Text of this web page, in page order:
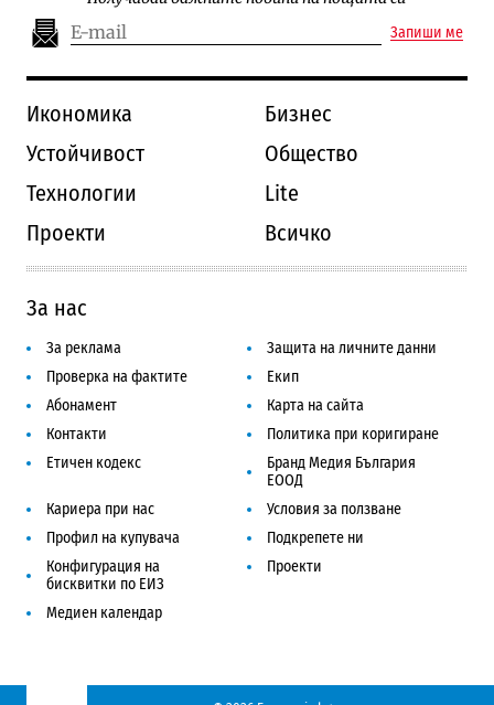
Запиши ме
Икономика
Бизнес
Устойчивост
Общество
Технологии
Lite
Проекти
Всичко
За нас
За реклама
Защита на личните данни
Проверка на фактите
Екип
Абонамент
Карта на сайта
Контакти
Политика при коригиране
Етичен кодекс
Бранд Медия България
ЕООД
Кариера при нас
Условия за ползване
Профил на купувача
Подкрепете ни
Конфигурация на
бисквитки по ЕИЗ
Проекти
Медиен календар